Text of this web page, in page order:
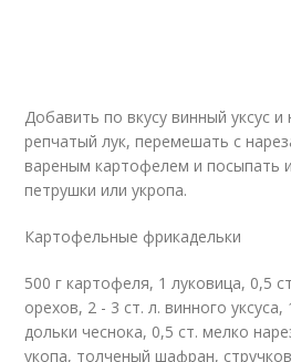
Добавить по вкусу винный уксус
репчатый лук, перемешать с
вареным картофелем и посыпать
петрушки или укропа.
Картофельные фрикадельки
500 г картофеля, 1 луковица, 0,5
орехов, 2 - 3 cт. л. винного
дольки чеснока, 0,5 cт. мелко
укопа, толченый шафран,